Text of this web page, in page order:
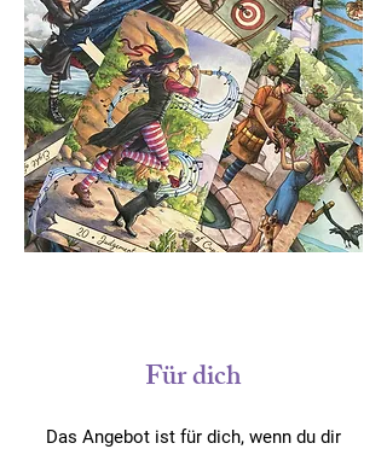
Für dich
Das Angebot ist für dich, wenn du dir